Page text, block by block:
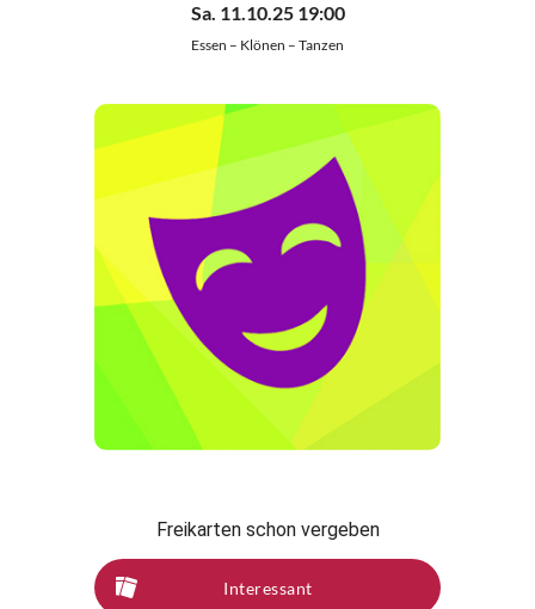
Sa. 11.10.25 19:00
Essen – Klönen – Tanzen
Freikarten schon vergeben
Interessant